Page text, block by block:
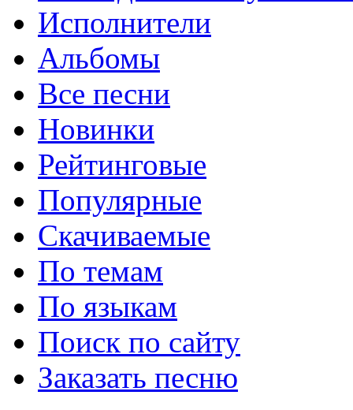
Исполнители
Альбомы
Все песни
Новинки
Рейтинговые
Популярные
Скачиваемые
По темам
По языкам
Поиск по сайту
Заказать песню